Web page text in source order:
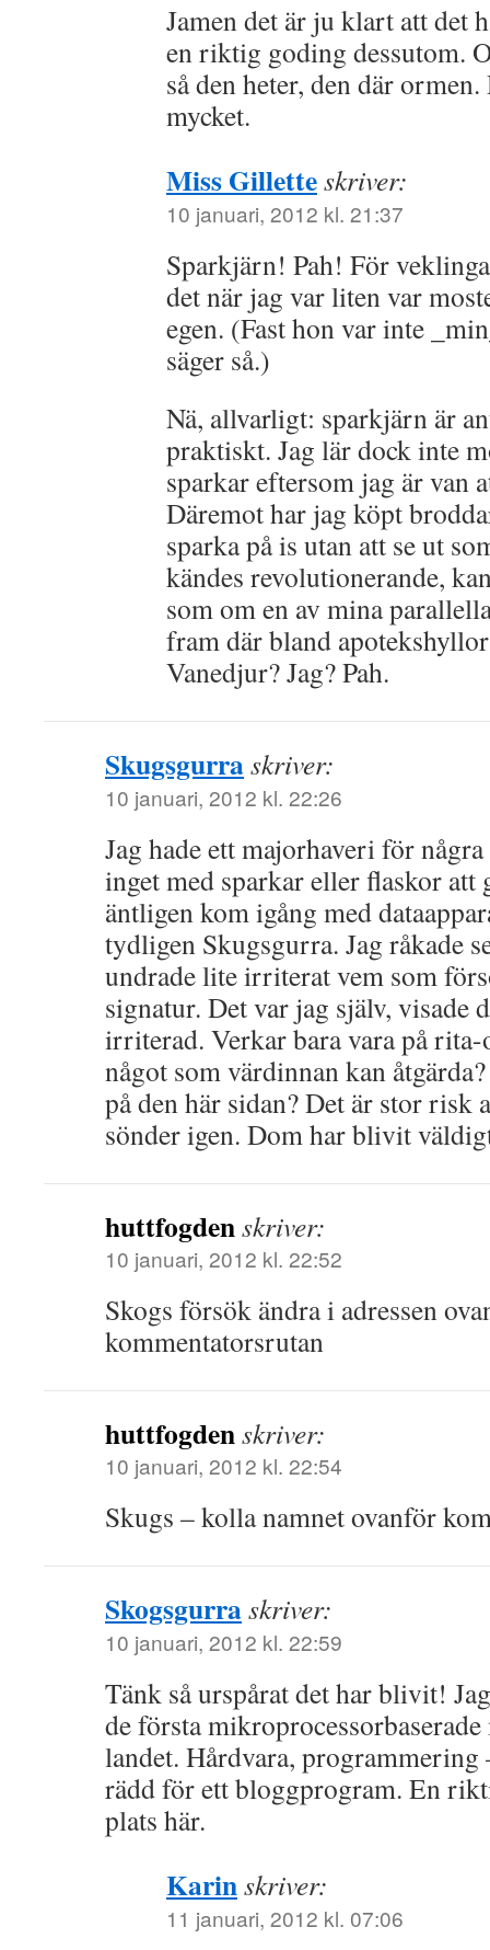
Jamen det är ju klart att det
en riktig goding dessutom.
så den heter, den där
mycket.
Miss Gilletteskriver:
10 januari, 2012 kl. 21:37
Sparkjärn! Pah! För
det när jag var liten var
egen. (Fast hon var inte
säger så.)
Nä, allvarligt: sparkjärn är
praktiskt. Jag lär dock inte
sparkar eftersom jag är van
Däremot har jag köpt
sparka på is utan att se ut
kändes revolutionerande,
som om en av mina
fram där bland
Vanedjur? Jag? Pah.
Skugsgurraskriver:
10 januari, 2012 kl. 22:26
Jag hade ett majorhaveri för
inget med sparkar eller flaskor att
äntligen kom igång med
tydligen Skugsgurra. Jag råkade
undrade lite irriterat vem som
signatur. Det var jag själv, visade
irriterad. Verkar bara vara på
något som värdinnan kan
på den här sidan? Det är stor risk
sönder igen. Dom har blivit
huttfogdenskriver:
10 januari, 2012 kl. 22:52
Skogs försök ändra i adressen
kommentatorsrutan
huttfogdenskriver:
10 januari, 2012 kl. 22:54
Skugs – kolla namnet ovanför
Skogsgurraskriver:
10 januari, 2012 kl. 22:59
Tänk så urspårat det har blivit!
de första
landet. Hårdvara,
rädd för ett bloggprogram. En
plats här.
Karinskriver:
11 januari, 2012 kl. 07:06